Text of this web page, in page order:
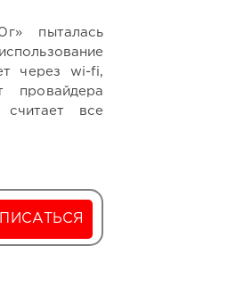
пыталась
через wi-fi,
провайдера
считает все